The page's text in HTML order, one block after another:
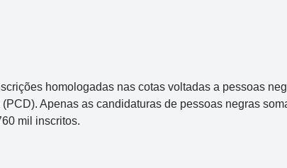
homologadas nas cotas voltadas a pessoas
Apenas as candidaturas de pessoas negras
mil inscritos.